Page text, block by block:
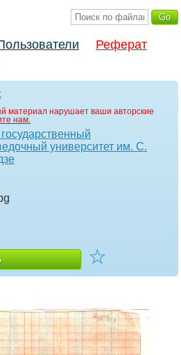
Реферат
материал нарушает ваши авторские
нам.
университет им. С.
☆